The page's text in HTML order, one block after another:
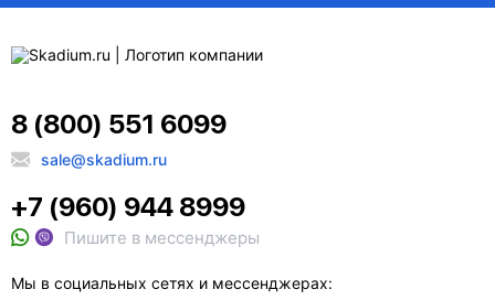
8 (800) 551 6099
sale@skadium.ru
+7 (960) 944 8999
Пишите в мессенджеры
Мы в социальных сетях и мессенджерах: